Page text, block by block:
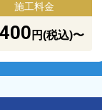
施工料金
円(税込)〜